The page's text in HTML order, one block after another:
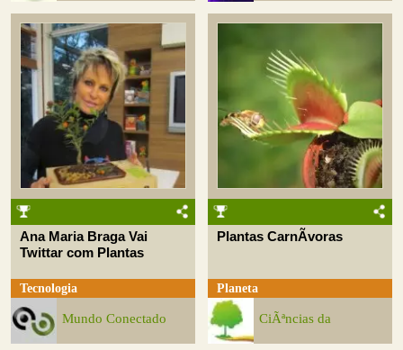
Ana Maria Braga Vai
Twittar com Plantas
Tecnologia
Mundo Conectado
Plantas CarnÃ­voras
Planeta
CiÃªncias da